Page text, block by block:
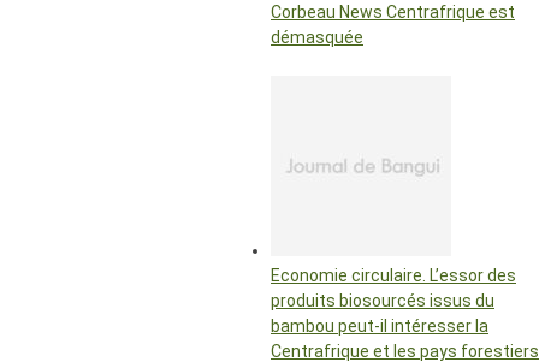
Corbeau News Centrafrique est
démasquée
Economie circulaire. L’essor des
produits biosourcés issus du
bambou peut-il intéresser la
Centrafrique et les pays forestiers